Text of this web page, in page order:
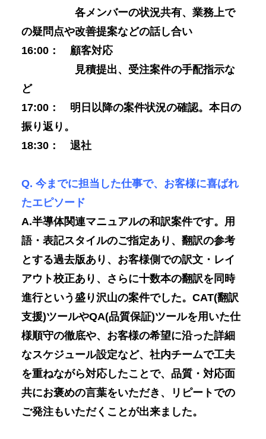
各メンバーの状況共有、業務上で
の疑問点や改善提案などの話し合い
16:00： 顧客対応
見積提出、受注案件の手配指示な
ど
17:00： 明日以降の案件状況の確認。本日の
振り返り。
18:30： 退社
Q. 今までに担当した仕事で、お客様に喜ばれ
たエピソード
A.半導体関連マニュアルの和訳案件です。用
語・表記スタイルのご指定あり、翻訳の参考
とする過去版あり、お客様側での訳文・レイ
アウト校正あり、さらに十数本の翻訳を同時
進行という盛り沢山の案件でした。CAT(翻訳
支援)ツールやQA(品質保証)ツールを用いた仕
様順守の徹底や、お客様の希望に沿った詳細
なスケジュール設定など、社内チームで工夫
を重ねながら対応したことで、品質・対応面
共にお褒めの言葉をいただき、リピートでの
ご発注もいただくことが出来ました。